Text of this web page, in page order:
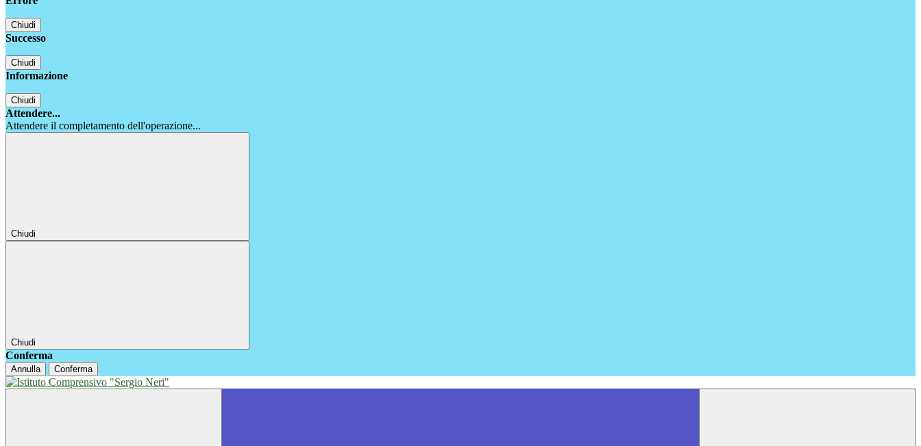
Chiudi
Successo
Chiudi
Informazione
Chiudi
Attendere...
Attendere il completamento dell'operazione...
Chiudi
Chiudi
Conferma
Annulla Conferma